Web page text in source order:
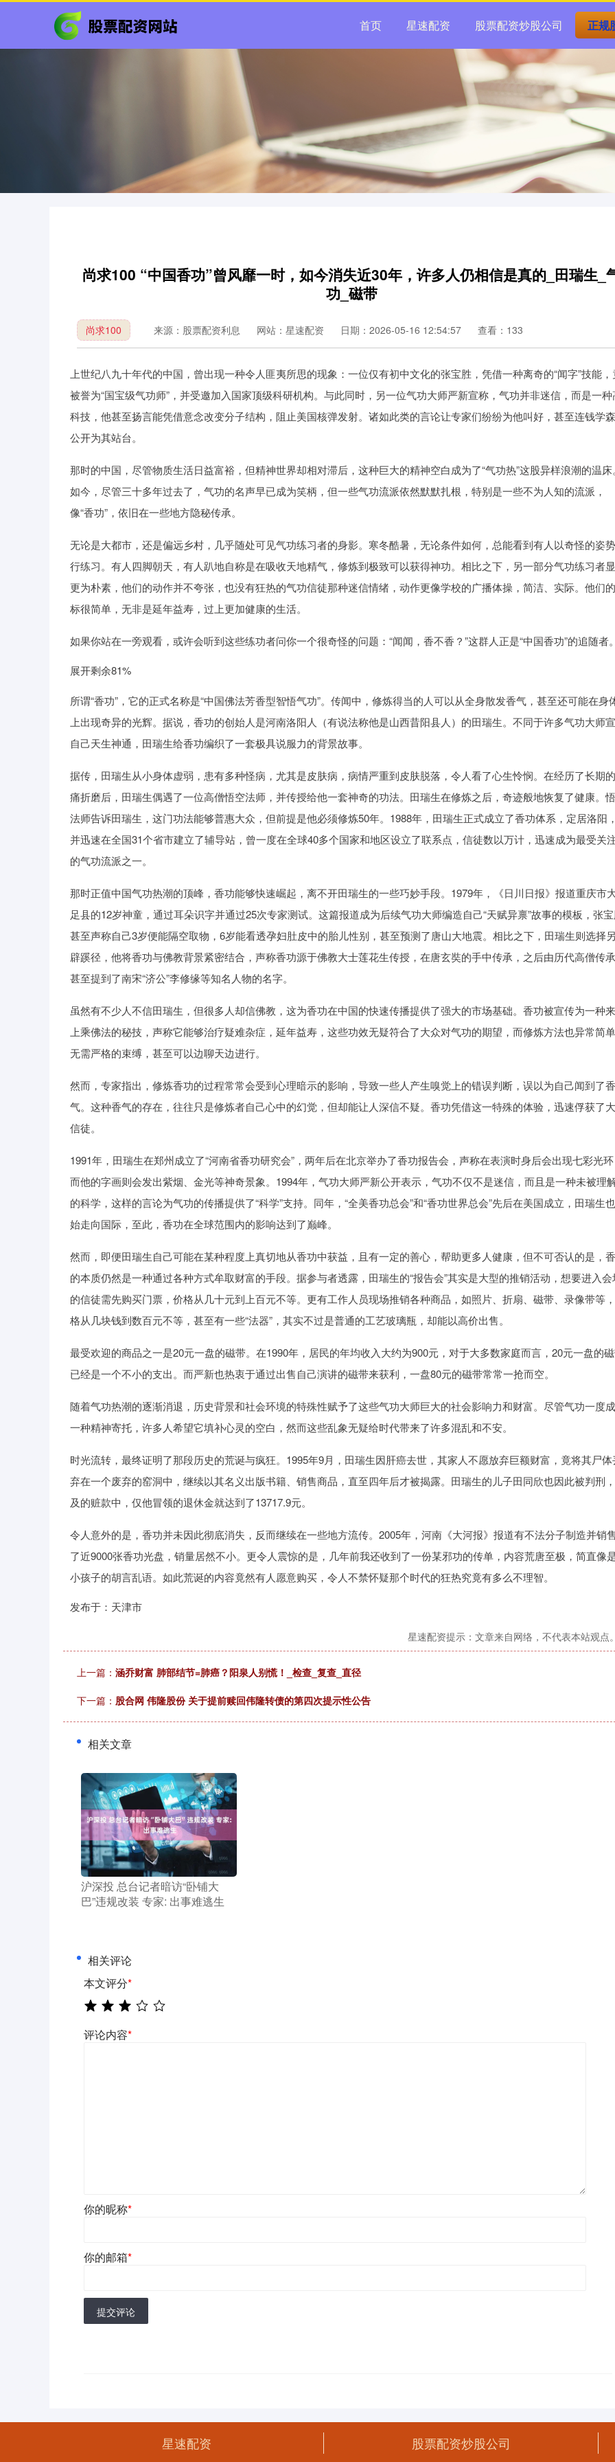
首页 星速配资 股票配资炒股公司 正规
尚求100 “中国香功”曾风靡一时，如今消失近30年，许多人仍相信是真的_田瑞生_
功_磁带
尚求100 来源：股票配资利息 网站：星速配资 日期：2026-05-16 12:54:57 查看：133
上世纪八九十年代的中国，曾出现一种令人匪夷所思的现象：一位仅有初中文化的张宝胜，凭借一种离奇的“闻字”技能，
被誉为“国宝级气功师”，并受邀加入国家顶级科研机构。与此同时，另一位气功大师严新宣称，气功并非迷信，而是一种
科技，他甚至扬言能凭借意念改变分子结构，阻止美国核弹发射。诸如此类的言论让专家们纷纷为他叫好，甚至连钱学
公开为其站台。
那时的中国，尽管物质生活日益富裕，但精神世界却相对滞后，这种巨大的精神空白成为了“气功热”这股异样浪潮的温床
如今，尽管三十多年过去了，气功的名声早已成为笑柄，但一些气功流派依然默默扎根，特别是一些不为人知的流派，
像“香功”，依旧在一些地方隐秘传承。
无论是大都市，还是偏远乡村，几乎随处可见气功练习者的身影。寒冬酷暑，无论条件如何，总能看到有人以奇怪的姿
行练习。有人四脚朝天，有人趴地自称是在吸收天地精气，修炼到极致可以获得神功。相比之下，另一部分气功练习者
更为朴素，他们的动作并不夸张，也没有狂热的气功信徒那种迷信情绪，动作更像学校的广播体操，简洁、实际。他们
标很简单，无非是延年益寿，过上更加健康的生活。
如果你站在一旁观看，或许会听到这些练功者问你一个很奇怪的问题：“闻闻，香不香？”这群人正是“中国香功”的追随者
展开剩余81%
所谓“香功”，它的正式名称是“中国佛法芳香型智悟气功”。传闻中，修炼得当的人可以从全身散发香气，甚至还可能在身
上出现奇异的光辉。据说，香功的创始人是河南洛阳人（有说法称他是山西昔阳县人）的田瑞生。不同于许多气功大师
自己天生神通，田瑞生给香功编织了一套极具说服力的背景故事。
据传，田瑞生从小身体虚弱，患有多种怪病，尤其是皮肤病，病情严重到皮肤脱落，令人看了心生怜悯。在经历了长期
痛折磨后，田瑞生偶遇了一位高僧悟空法师，并传授给他一套神奇的功法。田瑞生在修炼之后，奇迹般地恢复了健康。
法师告诉田瑞生，这门功法能够普惠大众，但前提是他必须修炼50年。1988年，田瑞生正式成立了香功体系，定居洛阳
并迅速在全国31个省市建立了辅导站，曾一度在全球40多个国家和地区设立了联系点，信徒数以万计，迅速成为最受关
的气功流派之一。
那时正值中国气功热潮的顶峰，香功能够快速崛起，离不开田瑞生的一些巧妙手段。1979年，《日川日报》报道重庆市
足县的12岁神童，通过耳朵识字并通过25次专家测试。这篇报道成为后续气功大师编造自己“天赋异禀”故事的模板，张
甚至声称自己3岁便能隔空取物，6岁能看透孕妇肚皮中的胎儿性别，甚至预测了唐山大地震。相比之下，田瑞生则选择
辟蹊径，他将香功与佛教背景紧密结合，声称香功源于佛教大士莲花生传授，在唐玄奘的手中传承，之后由历代高僧传
甚至提到了南宋“济公”李修缘等知名人物的名字。
虽然有不少人不信田瑞生，但很多人却信佛教，这为香功在中国的快速传播提供了强大的市场基础。香功被宣传为一种
上乘佛法的秘技，声称它能够治疗疑难杂症，延年益寿，这些功效无疑符合了大众对气功的期望，而修炼方法也异常简
无需严格的束缚，甚至可以边聊天边进行。
然而，专家指出，修炼香功的过程常常会受到心理暗示的影响，导致一些人产生嗅觉上的错误判断，误以为自己闻到了香
气。这种香气的存在，往往只是修炼者自己心中的幻觉，但却能让人深信不疑。香功凭借这一特殊的体验，迅速俘获了
信徒。
1991年，田瑞生在郑州成立了“河南省香功研究会”，两年后在北京举办了香功报告会，声称在表演时身后会出现七彩光
而他的字画则会发出紫烟、金光等神奇景象。1994年，气功大师严新公开表示，气功不仅不是迷信，而且是一种未被理
的科学，这样的言论为气功的传播提供了“科学”支持。同年，“全美香功总会”和“香功世界总会”先后在美国成立，田瑞生
始走向国际，至此，香功在全球范围内的影响达到了巅峰。
然而，即便田瑞生自己可能在某种程度上真切地从香功中获益，且有一定的善心，帮助更多人健康，但不可否认的是，
的本质仍然是一种通过各种方式牟取财富的手段。据参与者透露，田瑞生的“报告会”其实是大型的推销活动，想要进入会
的信徒需先购买门票，价格从几十元到上百元不等。更有工作人员现场推销各种商品，如照片、折扇、磁带、录像带等
格从几块钱到数百元不等，甚至有一些“法器”，其实不过是普通的工艺玻璃瓶，却能以高价出售。
最受欢迎的商品之一是20元一盘的磁带。在1990年，居民的年均收入大约为900元，对于大多数家庭而言，20元一盘的
已经是一个不小的支出。而严新也热衷于通过出售自己演讲的磁带来获利，一盘80元的磁带常常一抢而空。
随着气功热潮的逐渐消退，历史背景和社会环境的特殊性赋予了这些气功大师巨大的社会影响力和财富。尽管气功一度
一种精神寄托，许多人希望它填补心灵的空白，然而这些乱象无疑给时代带来了许多混乱和不安。
时光流转，最终证明了那段历史的荒诞与疯狂。1995年9月，田瑞生因肝癌去世，其家人不愿放弃巨额财富，竟将其尸体
弃在一个废弃的窑洞中，继续以其名义出版书籍、销售商品，直至四年后才被揭露。田瑞生的儿子田同欣也因此被判刑
及的赃款中，仅他冒领的退休金就达到了13717.9元。
令人意外的是，香功并未因此彻底消失，反而继续在一些地方流传。2005年，河南《大河报》报道有不法分子制造并销
了近9000张香功光盘，销量居然不小。更令人震惊的是，几年前我还收到了一份某邪功的传单，内容荒唐至极，简直像
小孩子的胡言乱语。如此荒诞的内容竟然有人愿意购买，令人不禁怀疑那个时代的狂热究竟有多么不理智。
发布于：天津市
星速配资提示：文章来自网络，不代表本站观点
上一篇： 涵乔财富 肺部结节=肺癌？阳泉人别慌！_检查_复查_直径
下一篇： 股合网 伟隆股份 关于提前赎回伟隆转债的第四次提示性公告
相关文章
​沪深投 总台记者暗访“卧铺大
巴”违规改装 专家: 出事难逃生
相关评论
本文评分*
评论内容*
你的昵称*
你的邮箱*
提交评论
星速配资 股票配资炒股公司